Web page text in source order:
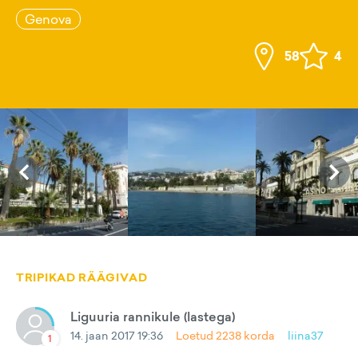
Genova
58 4
TRIPIKAD RÄÄGIVAD
1
Liguuria rannikule (lastega)
14. jaan 2017 19:36 Loetud 2238 korda liina37